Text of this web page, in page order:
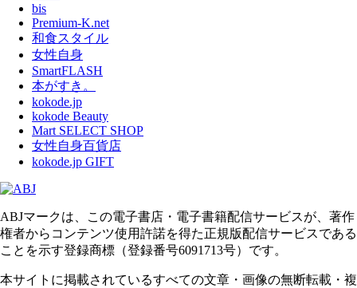
bis
Premium-K.net
和食スタイル
女性自身
SmartFLASH
本がすき。
kokode.jp
kokode Beauty
Mart SELECT SHOP
女性自身百貨店
kokode.jp GIFT
ABJマークは、この電子書店・電子書籍配信サービスが、著作
権者からコンテンツ使用許諾を得た正規版配信サービスである
ことを示す登録商標（登録番号6091713号）です。
本サイトに掲載されているすべての文章・画像の無断転載・複